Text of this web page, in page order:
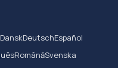
DanskDeutschEspañol
RomânăSvenska